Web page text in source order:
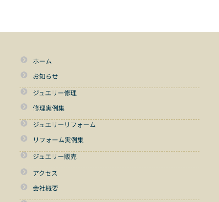
ホーム
お知らせ
ジュエリー修理
修理実例集
ジュエリーリフォーム
リフォーム実例集
ジュエリー販売
アクセス
会社概要